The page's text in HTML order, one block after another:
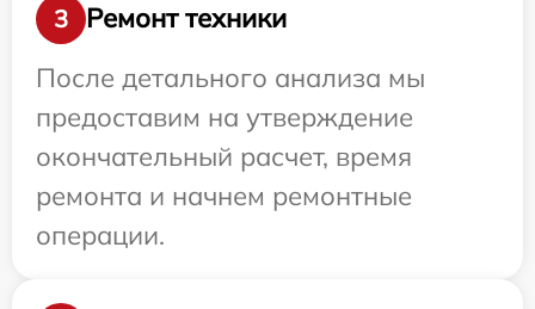
3
Ремонт техники
После детального анализа мы
предоставим на утверждение
окончательный расчет, время
ремонта и начнем ремонтные
операции.